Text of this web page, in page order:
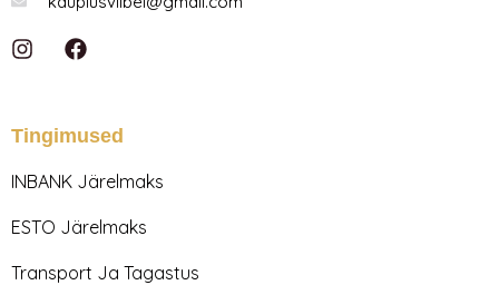
I
a
r
m
F
a
b
o
Tingimused
INBANK Järelmaks
ESTO Järelmaks
Transport Ja Tagastus